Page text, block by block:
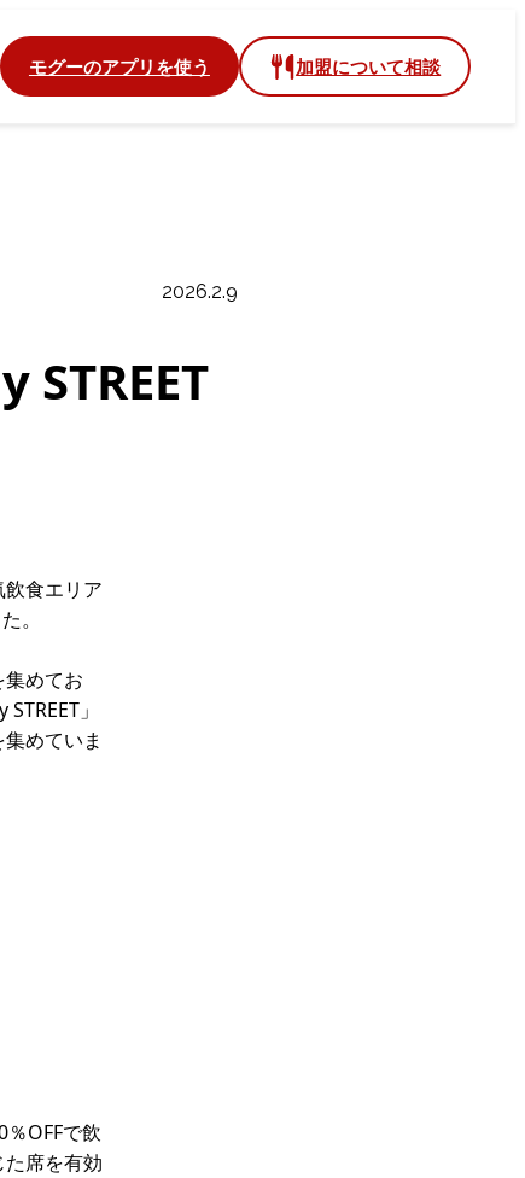
モグーのアプリを使う 加盟について相談
2026.2.9
STREET
食エリア
。
めてお
」
めていま
OFFで飲
席を有効